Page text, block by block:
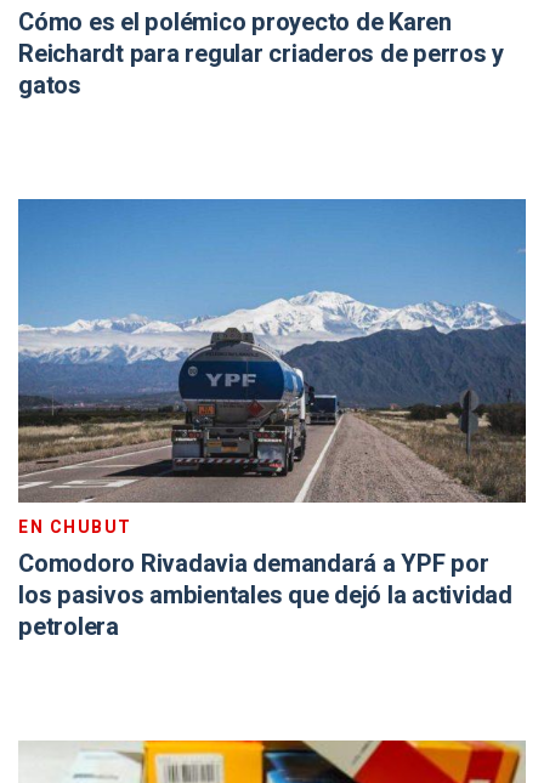
Cómo es el polémico proyecto de Karen
Reichardt para regular criaderos de perros y
gatos
EN CHUBUT
Comodoro Rivadavia demandará a YPF por
los pasivos ambientales que dejó la actividad
petrolera